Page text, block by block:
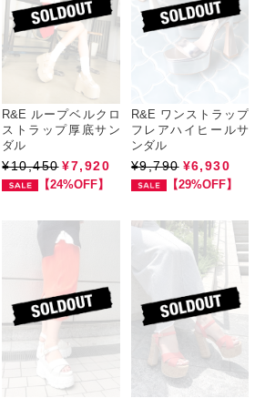
R&E ループベルクロ
ストラップ厚底サン
ダル
¥10,450 ¥7,920
【24%OFF】
R&E ワンストラップ
フレアハイヒールサ
ンダル
¥9,790 ¥6,930
【29%OFF】